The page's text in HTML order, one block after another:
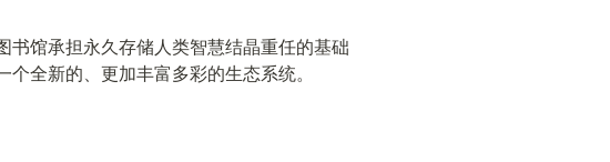
书馆承担永久存储人类智慧结晶重任的基础
全新的、更加丰富多彩的生态系统。